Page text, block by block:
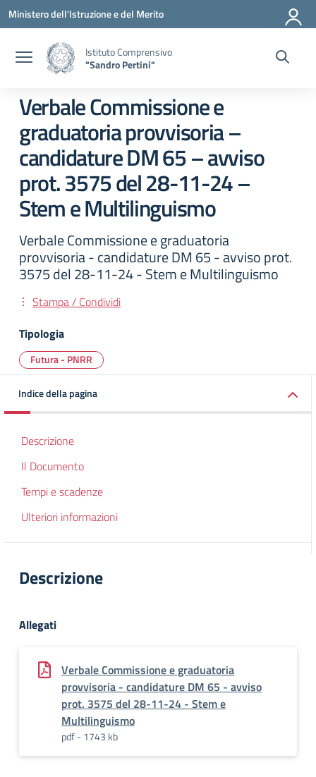
Vai ai contenuti
Vai al menu di navigazione
Vai al footer
Ministero dell'Istruzione e del Merito
Istituto Comprensivo
"Sandro Pertini"
Verbale Commissione e
graduatoria provvisoria –
candidature DM 65 – avviso
prot. 3575 del 28-11-24 –
Stem e Multilinguismo
Verbale Commissione e graduatoria
provvisoria - candidature DM 65 - avviso prot.
3575 del 28-11-24 - Stem e Multilinguismo
Stampa / Condividi
Tipologia
Futura - PNRR
Indice della pagina
Descrizione
Il Documento
Tempi e scadenze
Ulteriori informazioni
Descrizione
Allegati
Verbale Commissione e graduatoria
provvisoria - candidature DM 65 - avviso
prot. 3575 del 28-11-24 - Stem e
Multilinguismo
pdf - 1743 kb